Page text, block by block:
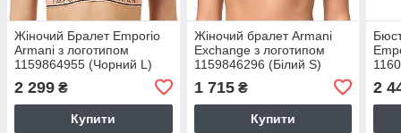
Жіночий Бралет Emporio
Armani з логотипом
1159864955 (Чорний L)
2 299 ₴
Купити
Жіночий бралет Armani
Exchange з логотипом
1159846296 (Білий S)
1 715₴
Купити
2